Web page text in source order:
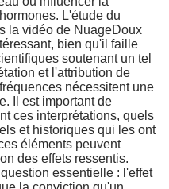
L'étude du
la vidéo de NuageDoux
bien qu'il faille
soutenant un tel
et l'attribution de
nécessitent une
Il est important de
ces interprétations, quels
et historiques qui les ont
éléments peuvent
des effets ressentis.
essentielle : l'effet